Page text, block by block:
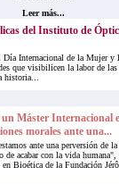
Leer más...
del Instituto de
Día Internacional de la Mujer y
que visibilicen la labor de
historia...
un Máster Internacional
morales ante una...
ante una perversión de
de acabar con la vida
Bioética de la Fundación